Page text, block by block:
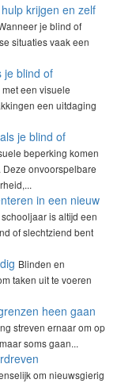
krijgen en zelf
je blind of
situaties vaak een
je blind of
een visuele
een uitdaging
je blind of
beperking komen
onvoorspelbare
in een nieuw
is altijd een
of slechtziend bent
Blinden en
taken uit te voeren
heen gaan
streven ernaar om op
soms gaan...
om nieuwsgierig